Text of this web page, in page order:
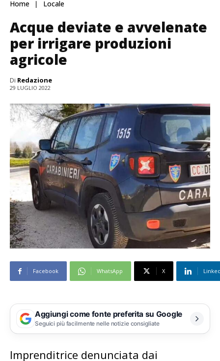
Home Locale
Acque deviate e avvelenate
per irrigare produzioni
agricole
Di Redazione
29 LUGLIO 2022
Facebook WhatsApp X
Aggiungi come fonte preferita su Google
Seguici più facilmente nelle notizie consigliate
Imprenditrice denunciata dai